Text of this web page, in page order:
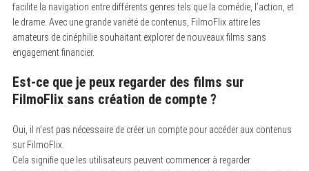
facilite la navigation entre différents genres tels que la comédie, l’action, et
le drame. Avec une grande variété de contenus, FilmoFlix attire les
amateurs de cinéphilie souhaitant explorer de nouveaux films sans
engagement financier.
Est-ce que je peux regarder des films sur
FilmoFlix sans création de compte ?
Oui, il n’est pas nécessaire de créer un compte pour accéder aux contenus
sur FilmoFlix.
Cela signifie que les utilisateurs peuvent commencer à regarder